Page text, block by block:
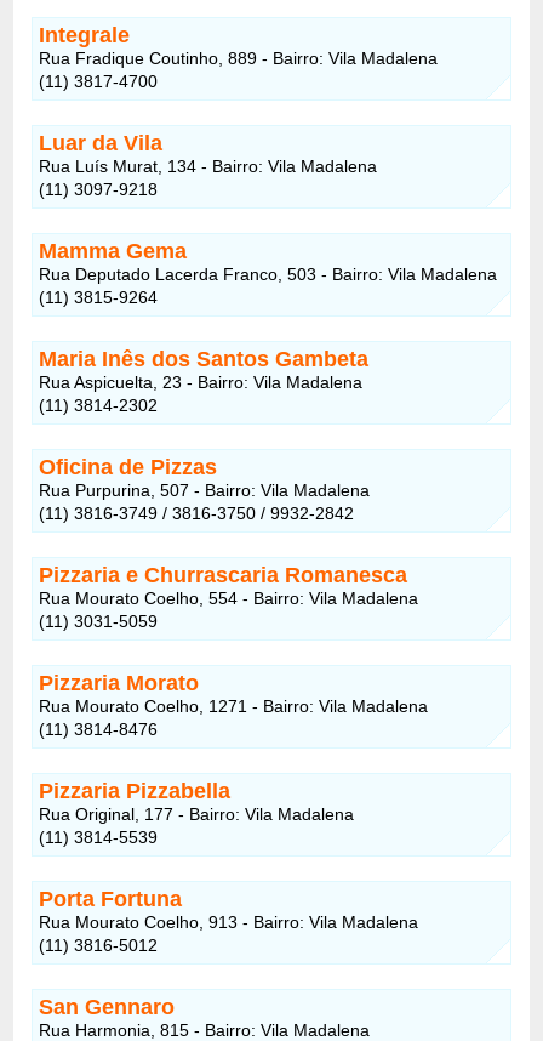
Integrale
Rua Fradique Coutinho, 889 - Bairro: Vila Madalena
(11) 3817-4700
Luar da Vila
Rua Luís Murat, 134 - Bairro: Vila Madalena
(11) 3097-9218
Mamma Gema
Rua Deputado Lacerda Franco, 503 - Bairro: Vila Madalena
(11) 3815-9264
Maria Inês dos Santos Gambeta
Rua Aspicuelta, 23 - Bairro: Vila Madalena
(11) 3814-2302
Oficina de Pizzas
Rua Purpurina, 507 - Bairro: Vila Madalena
(11) 3816-3749 / 3816-3750 / 9932-2842
Pizzaria e Churrascaria Romanesca
Rua Mourato Coelho, 554 - Bairro: Vila Madalena
(11) 3031-5059
Pizzaria Morato
Rua Mourato Coelho, 1271 - Bairro: Vila Madalena
(11) 3814-8476
Pizzaria Pizzabella
Rua Original, 177 - Bairro: Vila Madalena
(11) 3814-5539
Porta Fortuna
Rua Mourato Coelho, 913 - Bairro: Vila Madalena
(11) 3816-5012
San Gennaro
Rua Harmonia, 815 - Bairro: Vila Madalena